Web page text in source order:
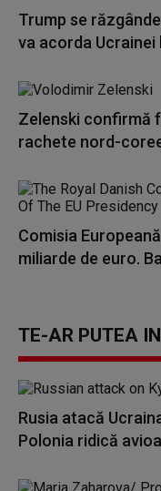
Trump se
va acorda
Zelenski confirmă
rachete nord-
Comisia
miliarde de euro.
TE-AR PUTEA
Rusia atacă
Polonia ridică